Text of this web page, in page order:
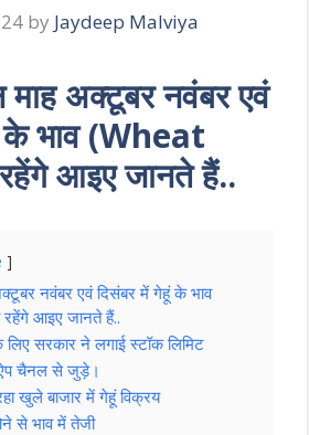
by Jaydeep Malviya
अक्टूबर नवंबर एवं
के भाव (Wheat
आइए जानते हैं..
नवंबर एवं दिसंबर में गेहूं के भाव
आइए जानते हैं..
लिए सरकार ने लगाई स्टॉक लिमिट
चैनल से जुड़े।
खुले बाजार में गेहूं विक्रय
से भाव में तेजी